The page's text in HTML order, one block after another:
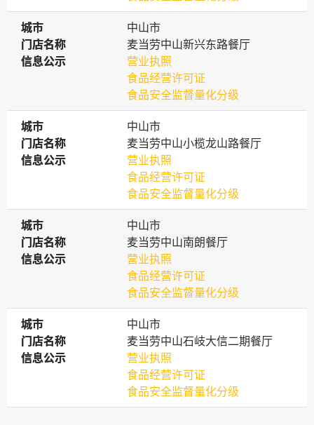
城市
城市
中山市
门店名称
门店名称
麦当劳中山新兴东路餐厅
信息公示
信息公示
营业执照
食品经营许可证
食品安全监督量化分级
城市
城市
中山市
门店名称
门店名称
麦当劳中山小榄龙山路餐厅
信息公示
信息公示
营业执照
食品经营许可证
食品安全监督量化分级
城市
城市
中山市
门店名称
门店名称
麦当劳中山南朗餐厅
信息公示
信息公示
营业执照
食品经营许可证
食品安全监督量化分级
城市
城市
中山市
门店名称
门店名称
麦当劳中山石岐大信二期餐厅
信息公示
信息公示
营业执照
食品经营许可证
食品安全监督量化分级